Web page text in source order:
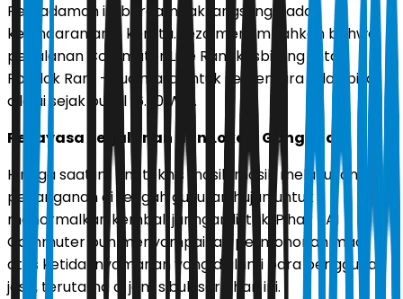
Pemadaman ini berdampak langsung pada
kelancaran arus kereta. Leza menambahkan bahwa
perjalanan Commuter Line Rangkasbitung lintas
Pondok Ranji - Sudimara untuk sementara tidak bisa
dilalui sejak pukul 16.30 WIB.
Rekayasa Perjalanan dan Lokasi Gangguan
Hingga saat ini, tim teknis masih masih melakukan
penanganan di tengah guyuran hujan untuk
menormalkan kembali jaringan listrik. Pihak KAI
Commuter pun menyampaikan permohonan maaf
atas ketidaknyamanan yang dialami para pengguna
jasa, terutama di jam sibuk sore hari ini.